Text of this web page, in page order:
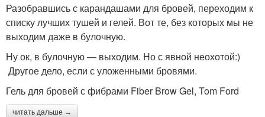
Разобравшись с карандашами для бровей, переходим к
списку лучших тушей и гелей. Вот те, без которых мы не
выходим даже в булочную.
Ну ок, в булочную — выходим. Но с явной неохотой:)
Другое дело, если с уложенными бровями.
Гель для бровей с фибрами Fiber Brow Gel, Tom Ford
читать дальше →